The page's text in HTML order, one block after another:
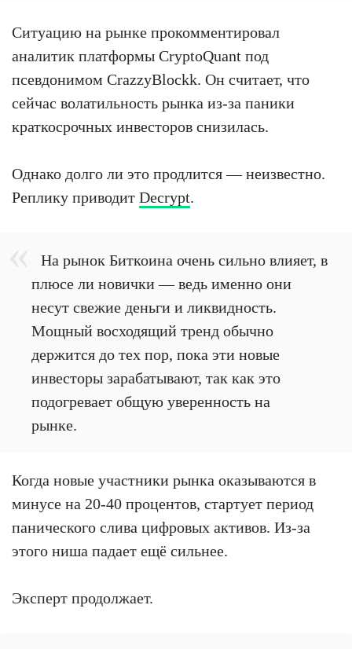
Ситуацию на рынке прокомментировал
аналитик платформы CryptoQuant под
псевдонимом CrazzyBlockk. Он считает, что
сейчас волатильность рынка из-за паники
краткосрочных инвесторов снизилась.
Однако долго ли это продлится — неизвестно.
Реплику приводит Decrypt.
На рынок Биткоина очень сильно влияет, в
плюсе ли новички — ведь именно они
несут свежие деньги и ликвидность.
Мощный восходящий тренд обычно
держится до тех пор, пока эти новые
инвесторы зарабатывают, так как это
подогревает общую уверенность на
рынке.
Когда новые участники рынка оказываются в
минусе на 20-40 процентов, стартует период
панического слива цифровых активов. Из-за
этого ниша падает ещё сильнее.
Эксперт продолжает.